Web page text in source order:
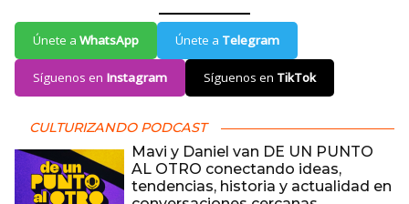
Únete a WhatsApp Únete a Telegram
Síguenos en Instagram Síguenos en TikTok
CULTURIZANDO PODCAST
Mavi y Daniel van DE UN PUNTO
AL OTRO conectando ideas,
tendencias, historia y actualidad en